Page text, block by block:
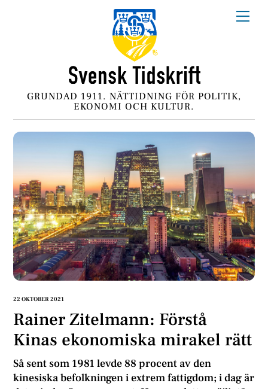
GRUNDAD 1911. NÄTTIDNING FÖR POLITIK,
EKONOMI OCH KULTUR.
22 OKTOBER 2021
Rainer Zitelmann: Förstå
Kinas ekonomiska mirakel rätt
Så sent som 1981 levde 88 procent av den
kinesiska befolkningen i extrem fattigdom; i dag är